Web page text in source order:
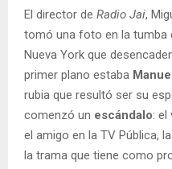
El director de Radio Jai,
tomó una foto en la tumba
Nueva York que
primer plano estaba
rubia que resultó ser su
comenzó un escándalo: el
el amigo en la TV Pública,
la trama que tiene como